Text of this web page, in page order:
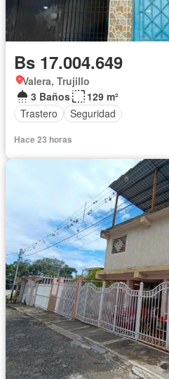
Bs 17.004.649
Valera, Trujillo
3 Baños
129 m²
Trastero
Seguridad
Hace 23 horas